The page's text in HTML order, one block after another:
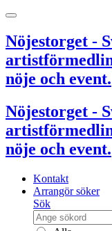
Nöjestorget -
nöje och event.
Nöjestorget -
nöje och event.
Kontakt
Arrangör söker
Sök